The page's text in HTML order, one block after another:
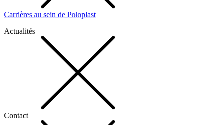
Carrières au sein de Poloplast
Actualités
Contact